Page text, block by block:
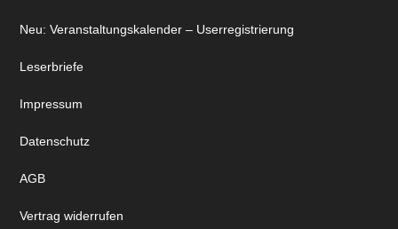
Neu: Veranstaltungskalender – Userregistrierung
Leserbriefe
Impressum
Datenschutz
AGB
Vertrag widerrufen